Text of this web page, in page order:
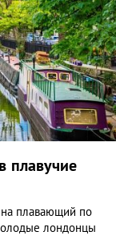
плавучие
плавающий по
лондонцы